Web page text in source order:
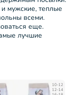
мужские, теплые
всеми.
еще.
лучшие
10-12
12-14